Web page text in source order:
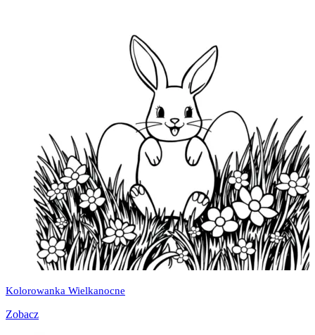
Kolorowanka Wielkanocne
Zobacz